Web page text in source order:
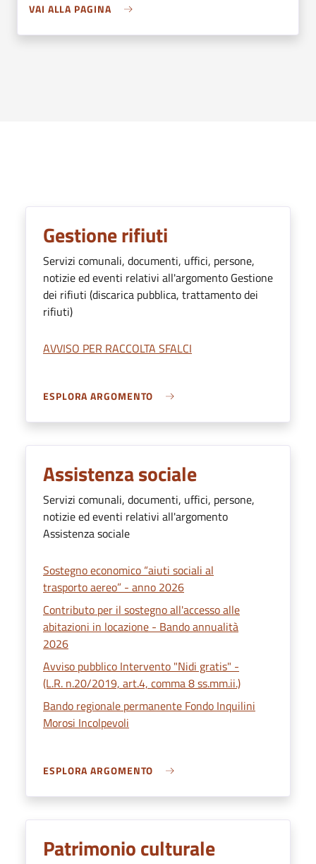
VAI ALLA PAGINA
Gestione rifiuti
Servizi comunali, documenti, uffici, persone,
notizie ed eventi relativi all'argomento Gestione
dei rifiuti (discarica pubblica, trattamento dei
rifiuti)
AVVISO PER RACCOLTA SFALCI
ESPLORA ARGOMENTO
Assistenza sociale
Servizi comunali, documenti, uffici, persone,
notizie ed eventi relativi all'argomento
Assistenza sociale
Sostegno economico “aiuti sociali al
trasporto aereo” - anno 2026
Contributo per il sostegno all'accesso alle
abitazioni in locazione - Bando annualità
2026
Avviso pubblico Intervento "Nidi gratis" -
(L.R. n.20/2019, art.4, comma 8 ss.mm.ii.)
Bando regionale permanente Fondo Inquilini
Morosi Incolpevoli
ESPLORA ARGOMENTO
Patrimonio culturale